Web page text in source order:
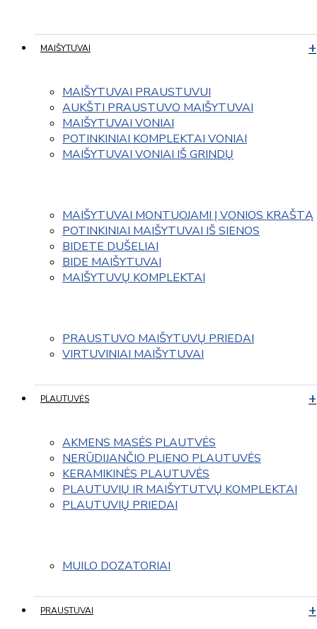
MAIŠYTUVAI
MAIŠYTUVAI PRAUSTUVUI
AUKŠTI PRAUSTUVO MAIŠYTUVAI
MAIŠYTUVAI VONIAI
POTINKINIAI KOMPLEKTAI VONIAI
MAIŠYTUVAI VONIAI IŠ GRINDŲ
MAIŠYTUVAI MONTUOJAMI Į VONIOS KRAŠTĄ
POTINKINIAI MAIŠYTUVAI IŠ SIENOS
BIDETE DUŠELIAI
BIDE MAIŠYTUVAI
MAIŠYTUVŲ KOMPLEKTAI
PRAUSTUVO MAIŠYTUVŲ PRIEDAI
VIRTUVINIAI MAIŠYTUVAI
PLAUTUVĖS
AKMENS MASĖS PLAUTVĖS
NERŪDIJANČIO PLIENO PLAUTUVĖS
KERAMIKINĖS PLAUTUVĖS
PLAUTUVIŲ IR MAIŠYTUTVŲ KOMPLEKTAI
PLAUTUVIŲ PRIEDAI
MUILO DOZATORIAI
PRAUSTUVAI